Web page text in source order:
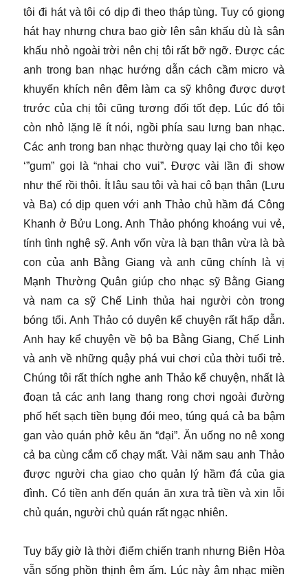
tôi đi hát và tôi có dịp đi theo tháp tùng. Tuy có giọng
hát hay nhưng chưa bao giờ lên sân khấu dù là sân
khấu nhỏ ngoài trời nên chị tôi rất bỡ ngỡ. Được các
anh trong ban nhạc hướng dẫn cách cầm micro và
khuyến khích nên đêm làm ca sỹ không được dượt
trước của chị tôi cũng tương đối tốt đẹp. Lúc đó tôi
còn nhỏ lặng lẽ ít nói, ngồi phía sau lưng ban nhạc.
Các anh trong ban nhạc thường quay lại cho tôi kẹo
‘”gum” gọi là “nhai cho vui”. Được vài lần đi show
như thế rồi thôi. Ít lâu sau tôi và hai cô bạn thân (Lưu
và Ba) có dịp quen với anh Thảo chủ hầm đá Công
Khanh ở Bửu Long. Anh Thảo phóng khoáng vui vẻ,
tính tình nghệ sỹ. Anh vốn vừa là bạn thân vừa là bà
con của anh Bằng Giang và anh cũng chính là vị
Mạnh Thường Quân giúp cho nhạc sỹ Bằng Giang
và nam ca sỹ Chế Linh thủa hai người còn trong
bóng tối. Anh Thảo có duyên kể chuyện rất hấp dẫn.
Anh hay kể chuyện về bộ ba Bằng Giang, Chế Linh
và anh về những quậy phá vui chơi của thời tuổi trẻ.
Chúng tôi rất thích nghe anh Thảo kể chuyện, nhất là
đoạn tả các anh lang thang rong chơi ngoài đường
phố hết sạch tiền bụng đói meo, túng quá cả ba bậm
gan vào quán phở kêu ăn “đại”. Ăn uống no nê xong
cả ba cùng cắm cổ chạy mất. Vài năm sau anh Thảo
được người cha giao cho quản lý hầm đá của gia
đình. Có tiền anh đến quán ăn xưa trả tiền và xin lỗi
chủ quán, người chủ quán rất ngạc nhiên.
Tuy bấy giờ là thời điểm chiến tranh nhưng Biên Hòa
vẫn sống phồn thịnh êm ấm. Lúc này âm nhạc miền